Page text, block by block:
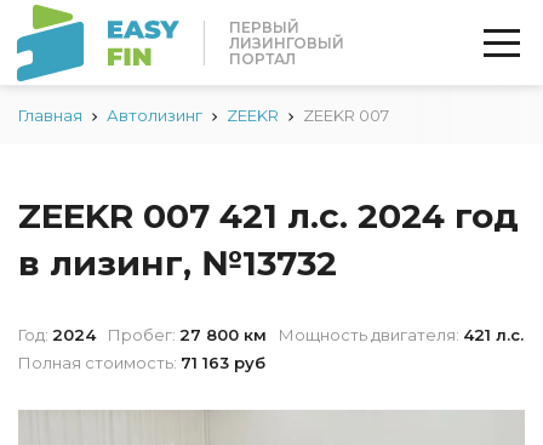
ПЕРВЫЙ
ЛИЗИНГОВЫЙ
ПОРТАЛ
Главная Автолизинг ZEEKR ZEEKR 007
ZEEKR 007 421 л.с. 2024 год
в лизинг, №13732
Год: 2024 Пробег: 27 800 км Мощность двигателя: 421 л.с.
Полная стоимость: 71 163 руб